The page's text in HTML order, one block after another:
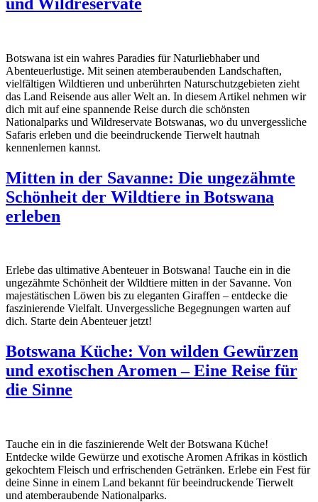
Botswana ist ein wahres Paradies für Naturliebhaber und
Abenteuerlustige. Mit seinen atemberaubenden Landschaften,
vielfältigen Wildtieren und unberührten Naturschutzgebieten zieht
das Land Reisende aus aller Welt an. In diesem Artikel nehmen wir
dich mit auf eine spannende Reise durch die schönsten
Nationalparks und Wildreservate Botswanas, wo du unvergessliche
Safaris erleben und die beeindruckende Tierwelt hautnah
kennenlernen kannst.
Mitten in der Savanne: Die ungezähmte
Schönheit der Wildtiere in Botswana
erleben
Erlebe das ultimative Abenteuer in Botswana! Tauche ein in die
ungezähmte Schönheit der Wildtiere mitten in der Savanne. Von
majestätischen Löwen bis zu eleganten Giraffen – entdecke die
faszinierende Vielfalt. Unvergessliche Begegnungen warten auf
dich. Starte dein Abenteuer jetzt!
Botswana Küche: Von wilden Gewürzen
und exotischen Aromen – Eine Reise für
die Sinne
Tauche ein in die faszinierende Welt der Botswana Küche!
Entdecke wilde Gewürze und exotische Aromen Afrikas in köstlich
gekochtem Fleisch und erfrischenden Getränken. Erlebe ein Fest für
deine Sinne in einem Land bekannt für beeindruckende Tierwelt
und atemberaubende Nationalparks.